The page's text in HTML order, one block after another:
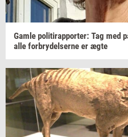
Gamle po­li­tirap­por­ter: Tag med
alle for­bry­del­ser­ne er ægte